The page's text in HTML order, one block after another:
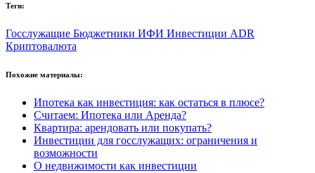
Теги:
Госслужащие Бюджетники ИФИ Инвестиции ADR
Криптовалюта
Похожие материалы:
Ипотека как инвестиция: как остаться в плюсе?
Считаем: Ипотека или Аренда?
Квартира: арендовать или покупать?
Инвестиции для госслужащих: ограничения и
возможности
О недвижимости как инвестиции